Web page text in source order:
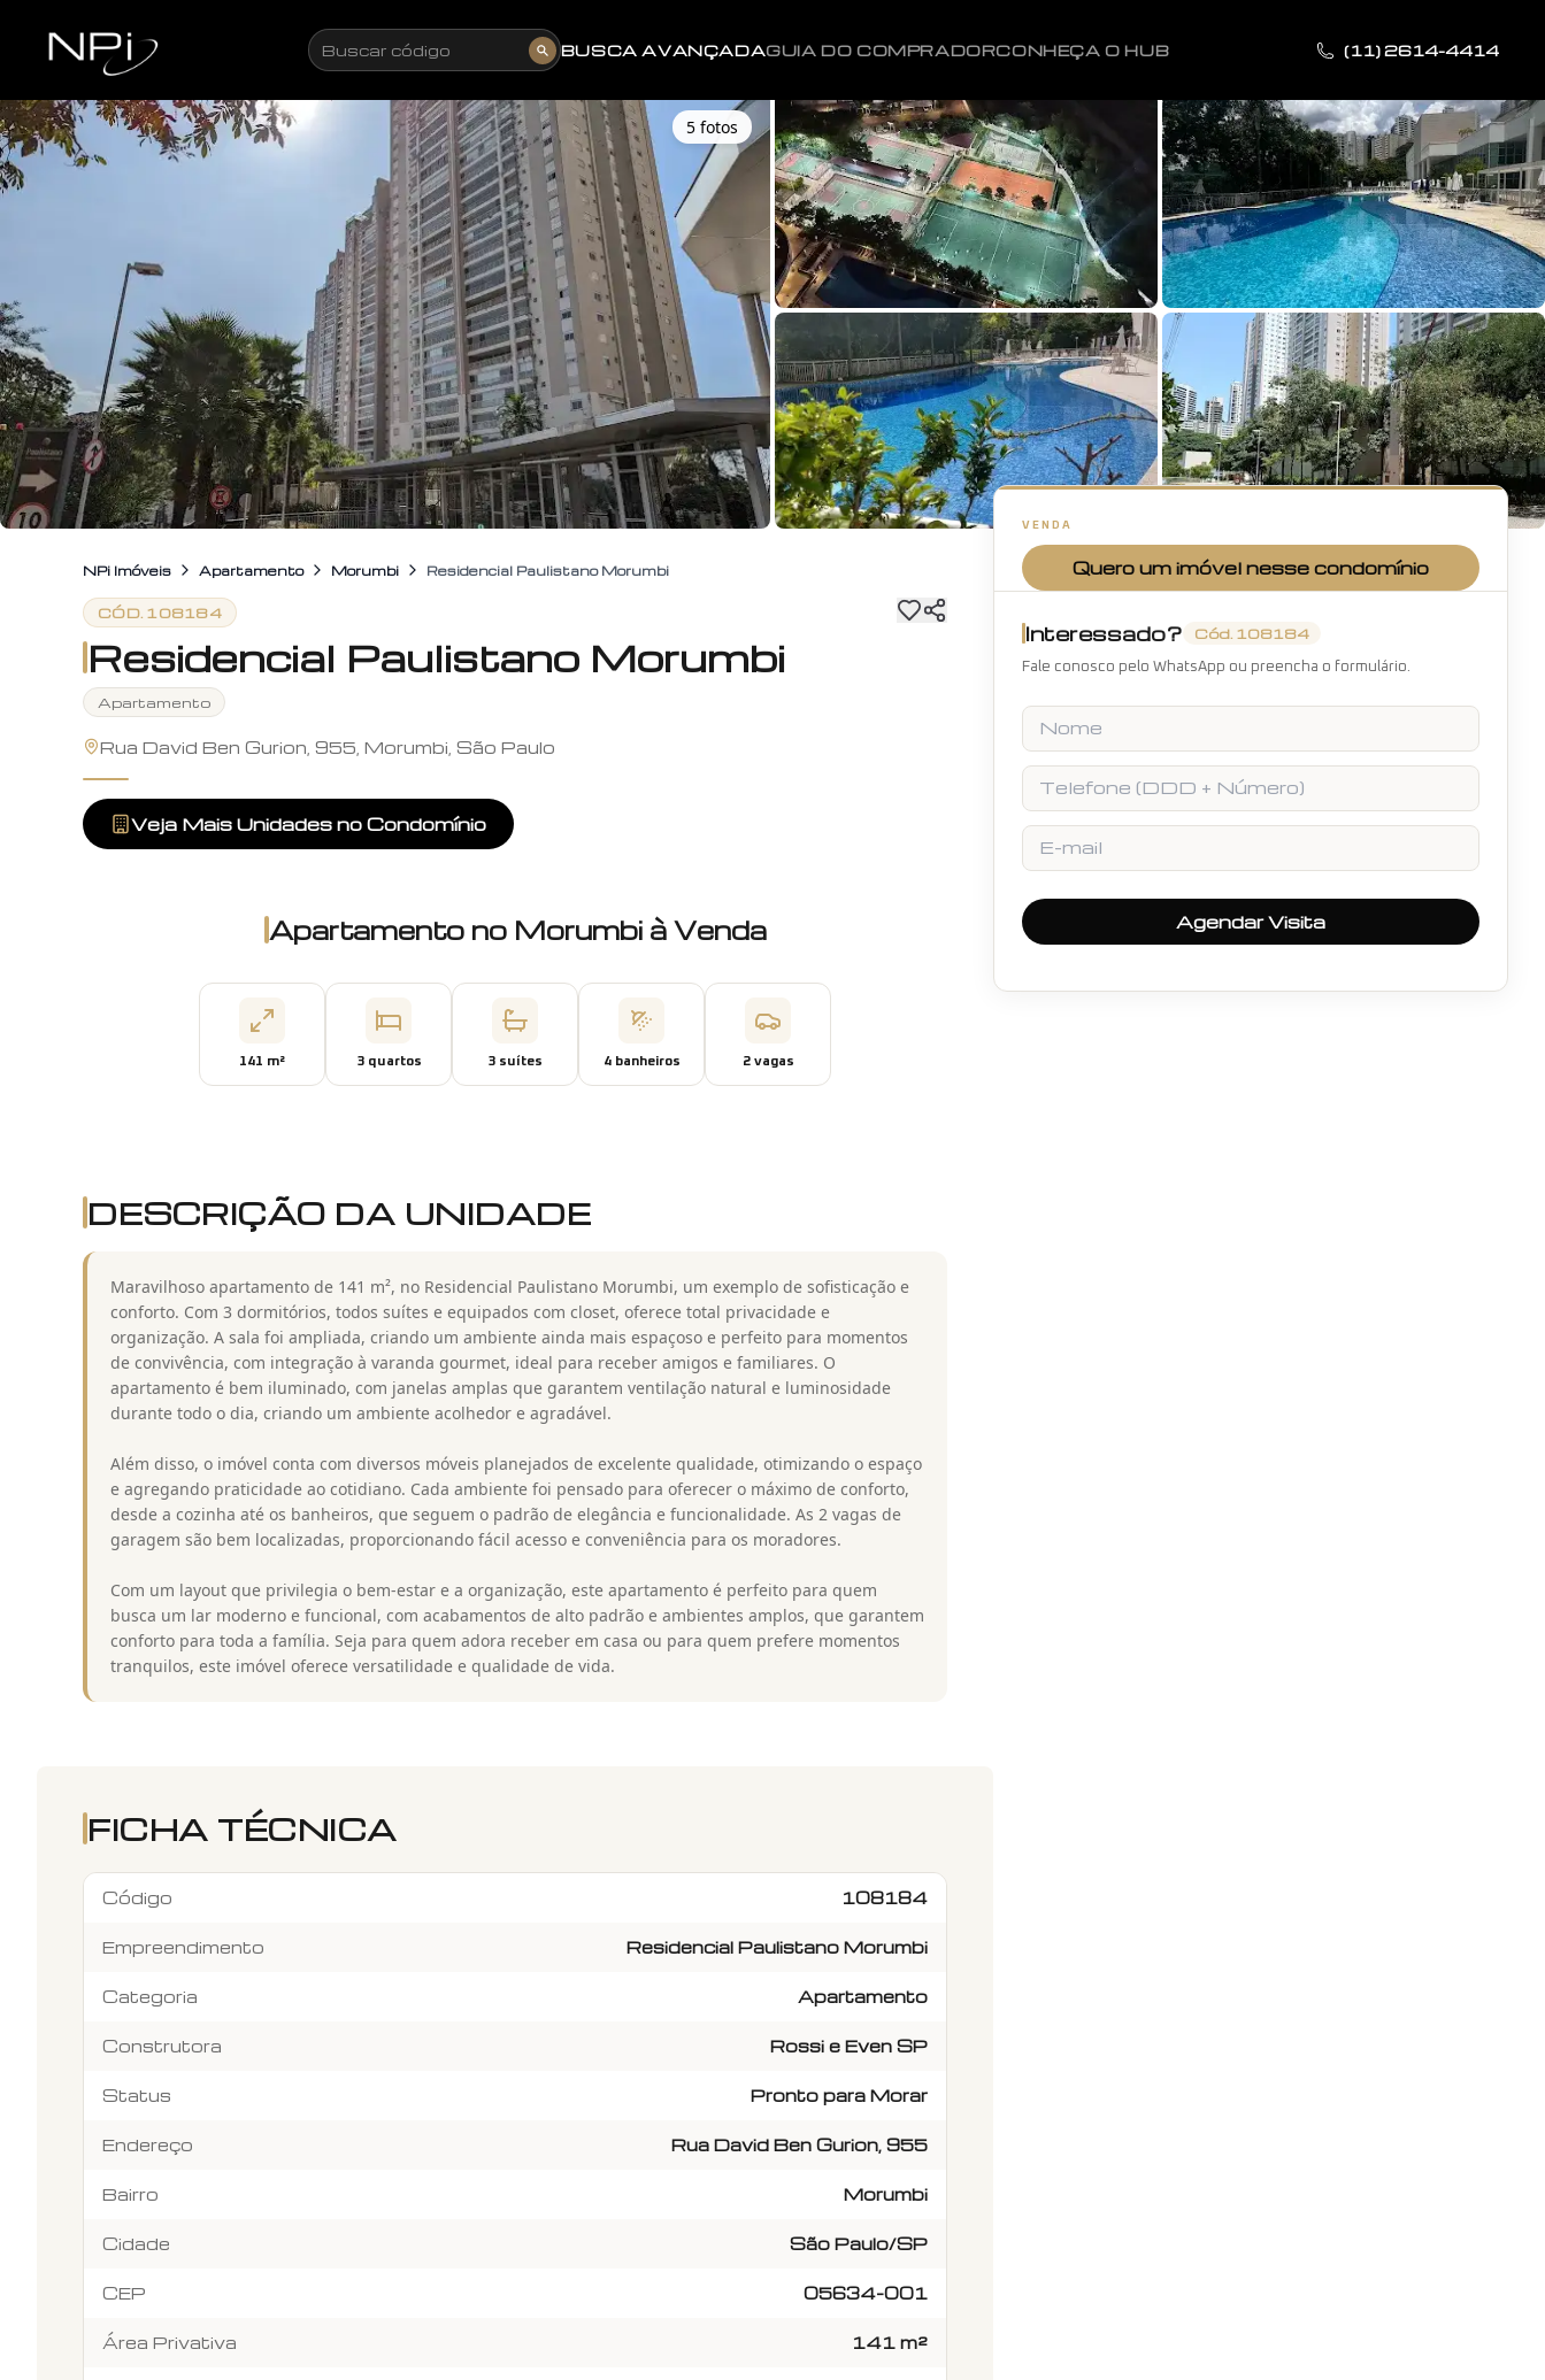
Buscar código BUSCA AVANÇADAGUIA DO COMPRADORCONHEÇA O HUB (11) 2614-4414
5 fotos
NPi Imóveis Apartamento Morumbi Residencial Paulistano Morumbi
CÓD. 108184
Residencial Paulistano Morumbi
Apartamento
Rua David Ben Gurion, 955, Morumbi, São Paulo
Veja Mais Unidades no Condomínio
Apartamento no Morumbi à Venda
141 m² 3quartos 3 suítes 4banheiros 2vagas
DESCRIÇÃO DA UNIDADE
Maravilhoso apartamento de 141 m², no Residencial Paulistano Morumbi, um exemplo de sofisticação e
conforto. Com 3 dormitórios, todos suítes e equipados com closet, oferece total privacidade e
organização. A sala foi ampliada, criando um ambiente ainda mais espaçoso e perfeito para momentos
de convivência, com integração à varanda gourmet, ideal para receber amigos e familiares. O
apartamento é bem iluminado, com janelas amplas que garantem ventilação natural e luminosidade
durante todo o dia, criando um ambiente acolhedor e agradável.
Além disso, o imóvel conta com diversos móveis planejados de excelente qualidade, otimizando o espaço
e agregando praticidade ao cotidiano. Cada ambiente foi pensado para oferecer o máximo de conforto,
desde a cozinha até os banheiros, que seguem o padrão de elegância e funcionalidade. As 2 vagas de
garagem são bem localizadas, proporcionando fácil acesso e conveniência para os moradores.
Com um layout que privilegia o bem-estar e a organização, este apartamento é perfeito para quem
busca um lar moderno e funcional, com acabamentos de alto padrão e ambientes amplos, que garantem
conforto para toda a família. Seja para quem adora receber em casa ou para quem prefere momentos
tranquilos, este imóvel oferece versatilidade e qualidade de vida.
FICHA TÉCNICA
Código 108184
Empreendimento Residencial Paulistano Morumbi
Categoria Apartamento
Construtora Rossi e Even SP
Status Pronto para Morar
Endereço Rua David Ben Gurion, 955
Bairro Morumbi
Cidade São Paulo/SP
CEP 05634-001
Área Privativa 141 m²
VENDA
Quero um imóvel nesse condomínio
Interessado? Cód. 108184
Fale conosco pelo WhatsApp ou preencha o formulário.
Nome
Telefone
E-mail
Agendar Visita